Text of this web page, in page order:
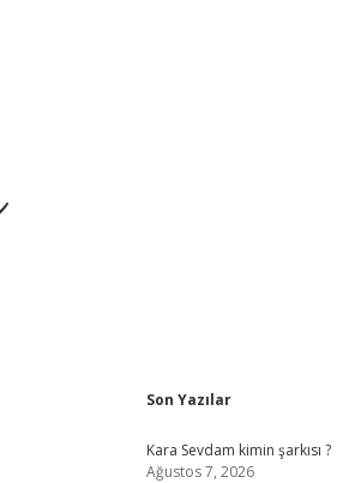
Sidebar
Son Yazılar
Kara Sevdam kimin şarkısı ?
Ağustos 7, 2026